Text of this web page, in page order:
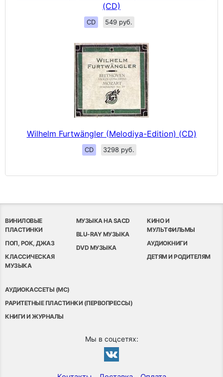
(CD)
CD 549 руб.
Wilhelm Furtwängler (Melodiya-Edition) (CD)
CD 3298 руб.
ВИНИЛОВЫЕ
ПЛАСТИНКИ
ПОП, РОК, ДЖАЗ
КЛАССИЧЕСКАЯ
МУЗЫКА
МУЗЫКА НА SACD
BLU-RAY МУЗЫКА
DVD МУЗЫКА
КИНО И
МУЛЬТФИЛЬМЫ
АУДИОКНИГИ
ДЕТЯМ И РОДИТЕЛЯМ
АУДИОКАССЕТЫ (MC)
РАРИТЕТНЫЕ ПЛАСТИНКИ (ПЕРВОПРЕССЫ)
КНИГИ И ЖУРНАЛЫ
Мы в соцсетях: